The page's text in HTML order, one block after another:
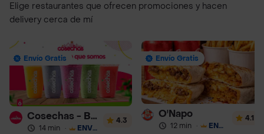
Elige restaurantes que ofrecen promociones y hacen
delivery cerca de mí
Envío Gratis
Cosechas - Batidos
14 min · ENVÍO GRATIS
4.3
Envío Gratis
O'Napo
12 min · ENVÍO GRATIS
4.1